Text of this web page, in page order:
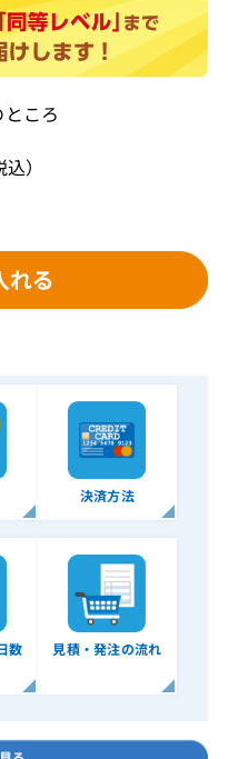
ころ
込）
決済方法
数 見積・発注の流れ